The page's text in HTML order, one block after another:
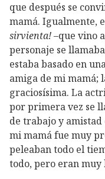
que después se
mamá. Igualmente,
sirvienta!–que vino
personaje se
estaba basado en
amiga de mi mamá;
graciosísima. La
por primera vez se
de trabajo y
mi mamá fue muy
peleaban todo el
todo, pero eran muy